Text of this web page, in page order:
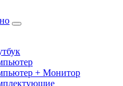
+ Монитор